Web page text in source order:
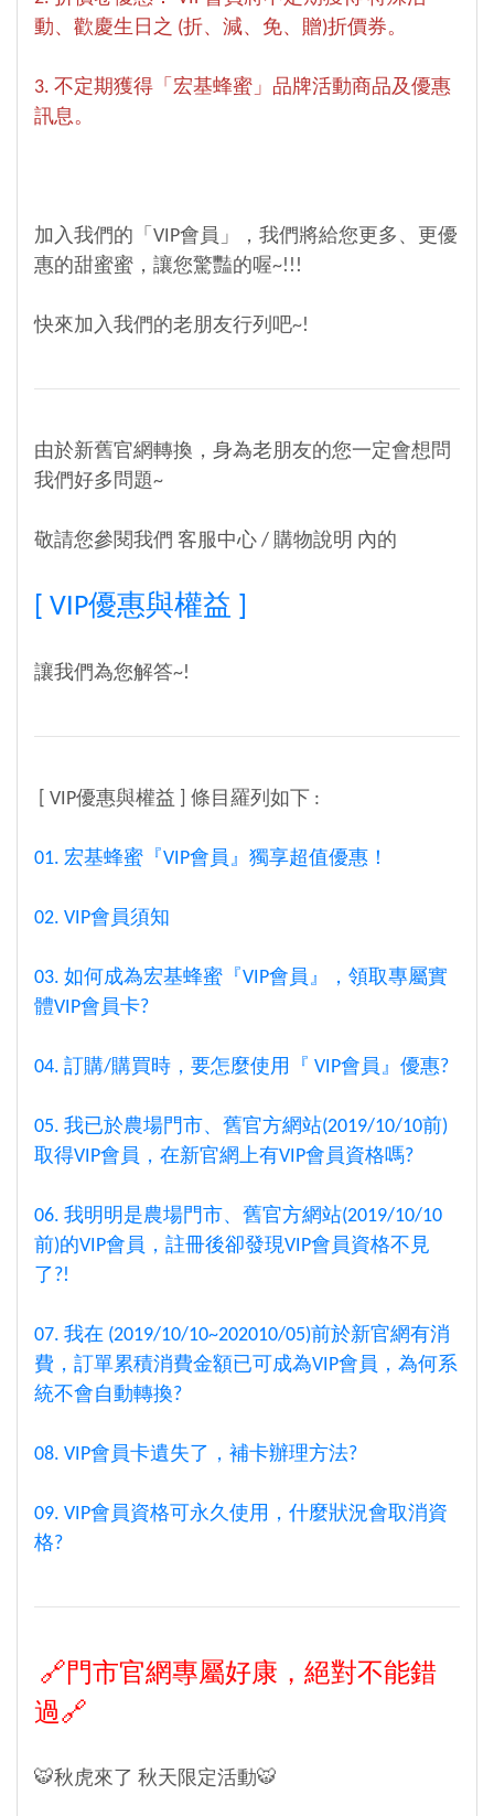
動、歡慶生日之 (折、減、免、贈)折價券。
3. 不定期獲得「宏基蜂蜜」品牌活動商品及優惠
訊息。
加入我們的「VIP會員」，我們將給您更多、更優
惠的甜蜜蜜，讓您驚豔的喔~!!!
快來加入我們的老朋友行列吧~!
由於新舊官網轉換，身為老朋友的您一定會想問
我們好多問題~
敬請您參閱我們 客服中心 / 購物說明 內的
[ VIP優惠與權益 ]
讓我們為您解答~!
[ VIP優惠與權益 ] 條目羅列如下 :
01. 宏基蜂蜜『VIP會員』獨享超值優惠！
02. VIP會員須知
03. 如何成為宏基蜂蜜『VIP會員』，領取專屬實
體VIP會員卡?
04. 訂購/購買時，要怎麼使用『 VIP會員』優惠?
05. 我已於農場門市、舊官方網站(2019/10/10前)
取得VIP會員，在新官網上有VIP會員資格嗎?
06. 我明明是農場門市、舊官方網站(2019/10/10
前)的VIP會員，註冊後卻發現VIP會員資格不見
了?!
07. 我在 (2019/10/10~202010/05)前於新官網有消
費，訂單累積消費金額已可成為VIP會員，為何系
統不會自動轉換?
08. VIP會員卡遺失了，補卡辦理方法?
09. VIP會員資格可永久使用，什麼狀況會取消資
格?
🔗門市官網專屬好康，絕對不能錯
過🔗
🐯秋虎來了 秋天限定活動🐯